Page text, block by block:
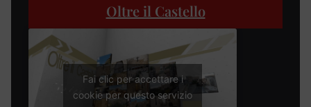
Oltre il Castello
Fai clic per accettare i
cookie per questo servizio